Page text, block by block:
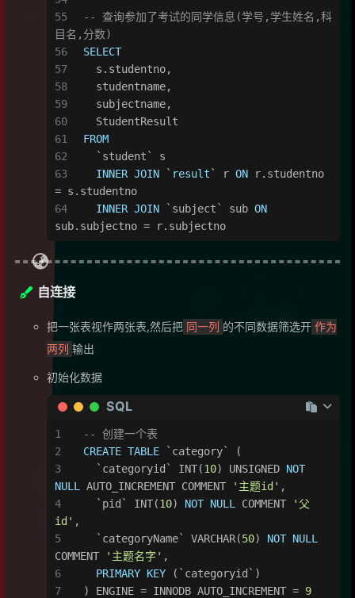
-- 查询参加了考试的同学信息(学号,学生姓名,科
目名,分数)
SELECT
  s.studentno,
  studentname,
  subjectname,
  StudentResult
FROM
  `student` s
INNER JOIN ` result ` r ON
= s.studentno
INNER JOIN `subject` sub ON
sub.subjectno = r.subjectno
自连接
把一张表视作两张表,然后把 同一列 的不同数据筛选开 作为
两列 输出
初始化数据
SQL
-- 创建一个表
CREATE TABLE `category` (
  `categoryid`
INT(10) UNSIGNED NOT
NULL
AUTO_INCREMENT COMMENT '主题id' ,
  `pid`
INT(10) NOT NULL COMMENT
'父
id' ,
  `categoryName`
VARCHAR(50) NOT NULL
COMMENT
'主题名字' ,
PRIMARY KEY (`categoryid`)
) ENGINE = INNODB AUTO_INCREMENT = 9